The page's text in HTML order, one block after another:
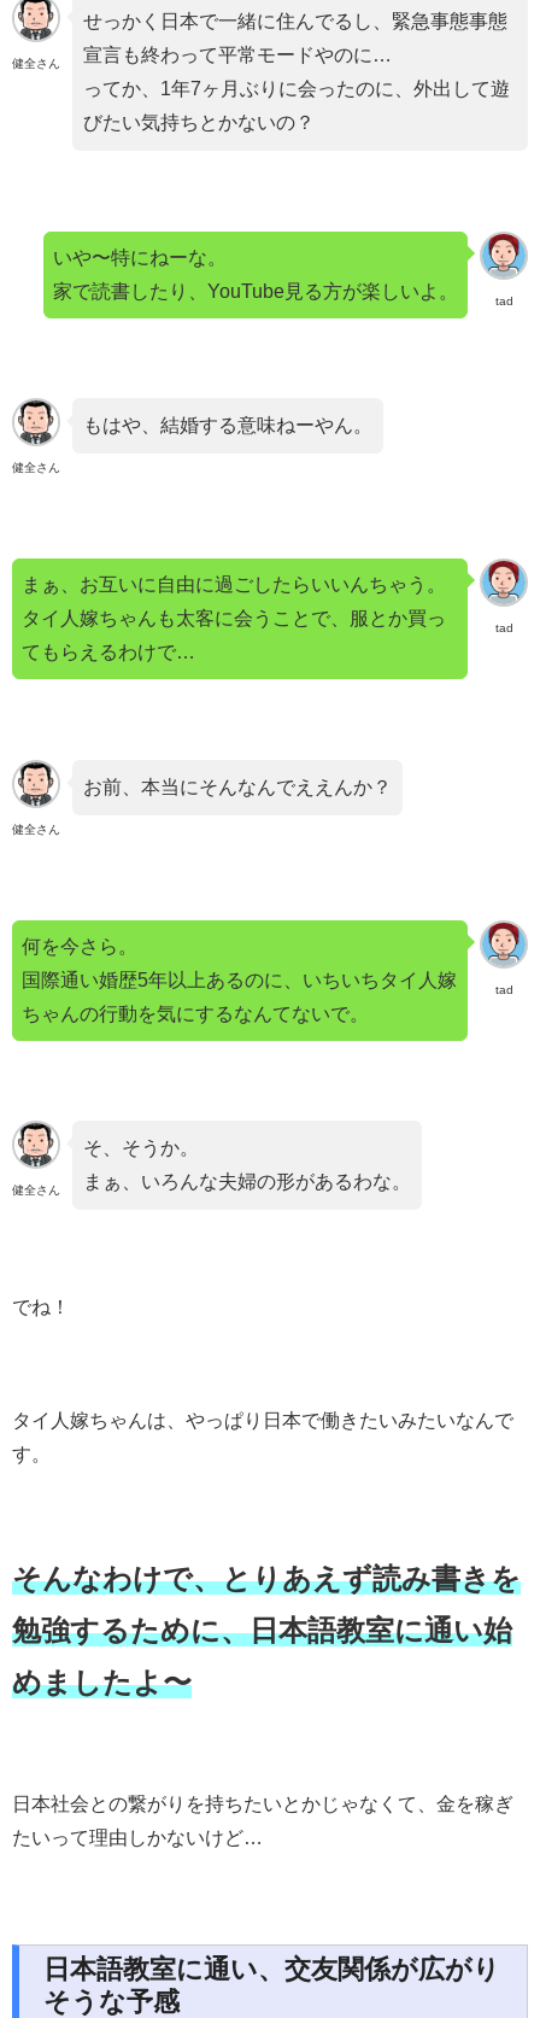
健全さん
せっかく日本で一緒に住んでるし、緊急事態事態
宣言も終わって平常モードやのに…
ってか、1年7ヶ月ぶりに会ったのに、外出して遊
びたい気持ちとかないの？
tad
いや〜特にねーな。
家で読書したり、YouTube見る方が楽しいよ。
健全さん
もはや、結婚する意味ねーやん。
tad
まぁ、お互いに自由に過ごしたらいいんちゃう。
タイ人嫁ちゃんも太客に会うことで、服とか買っ
てもらえるわけで…
健全さん
お前、本当にそんなんでええんか？
tad
何を今さら。
国際通い婚歴5年以上あるのに、いちいちタイ人嫁
ちゃんの行動を気にするなんてないで。
健全さん
そ、そうか。
まぁ、いろんな夫婦の形があるわな。
でね！
タイ人嫁ちゃんは、やっぱり日本で働きたいみたいなんで
す。
そんなわけで、とりあえず読み書きを
勉強するために、日本語教室に通い始
めましたよ〜
日本社会との繋がりを持ちたいとかじゃなくて、金を稼ぎ
たいって理由しかないけど…
日本語教室に通い、交友関係が広がり
そうな予感